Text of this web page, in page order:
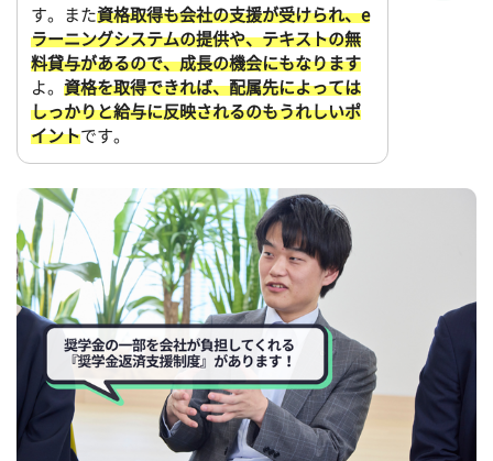
す。また資格取得も会社の支援が受けられ、e
ラーニングシステムの提供や、テキストの無
料貸与があるので、成長の機会にもなります
よ。 資格を取得できれば、配属先によっては
しっかりと給与に反映されるのもうれしいポ
イントです。